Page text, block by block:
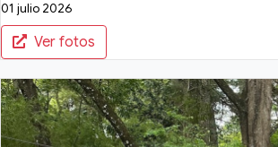
01 julio 2026
Ver fotos